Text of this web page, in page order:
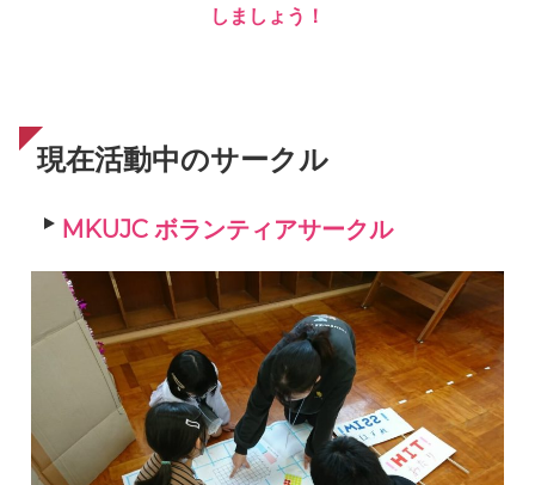
しましょう！
現在活動中のサークル
MKUJC ボランティアサークル